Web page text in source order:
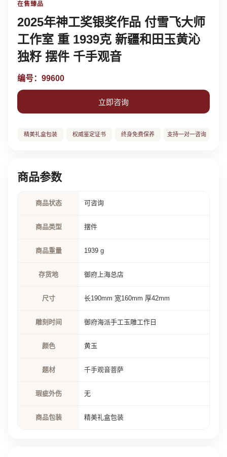
在售臻品
2025年神工奖银奖作品 付雪飞大师
工作室 重 1939克 新疆和田玉黄沁
独籽 摆件 千手观音
编号：99600
立即咨询
精美礼盒包装 权威鉴定证书 终身免费保养 支持一对一咨询
商品参数
商品状态 可咨询
商品类型 摆件
商品重量 1939 g
存货地 御府上海总店
尺寸 长190mm 宽160mm 厚42mm
雕刻时间 御府海派手工玉雕工作日
颜色 黄玉
题材 千手观音菩萨
瑕疵外伤 无
商品包装 精美礼盒包装